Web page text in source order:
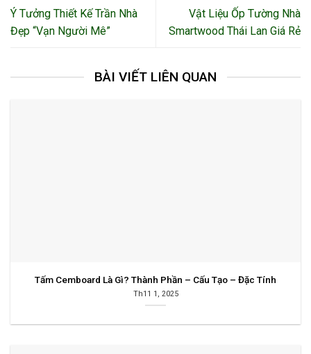
Ý Tưởng Thiết Kế Trần Nhà
Đẹp “Vạn Người Mê”
Vật Liệu Ốp Tường Nhà
Smartwood Thái Lan Giá Rẻ
BÀI VIẾT LIÊN QUAN
Tấm Cemboard Là Gì? Thành Phần – Cấu Tạo – Đặc Tính
Th11 1, 2025